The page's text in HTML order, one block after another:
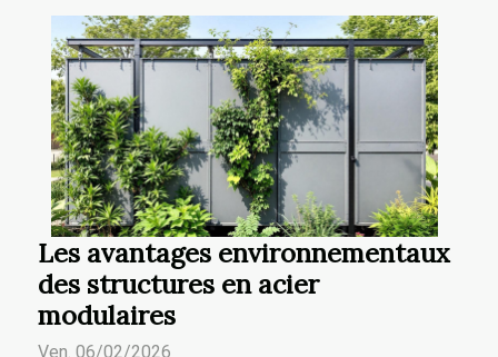
Les avantages environnementaux
des structures en acier
modulaires
Ven. 06/02/2026